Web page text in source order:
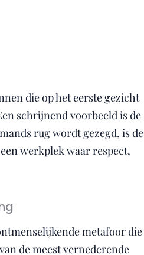
die op het eerste gezicht
schrijnend voorbeeld is de
rug wordt gezegd, is de
werkplek waar respect,
metafoor die
de meest vernederende